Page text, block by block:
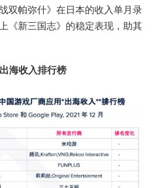
双帕弥什》在日本的收入单月录
《新三国志》的稳定表现，助其
海收入排行榜